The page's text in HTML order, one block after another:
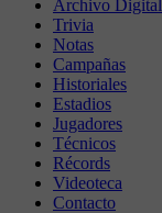
Archivo Digital
Trivia
Notas
Campañas
Historiales
Estadios
Jugadores
Técnicos
Récords
Videoteca
Contacto